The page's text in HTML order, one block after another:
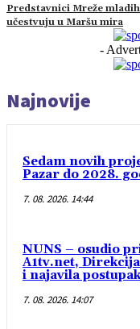
Predstavnici Mreže mladih
učestvuju u Maršu mira
-
Najnovije
Sedam novih
Pazar do 2028.
7. 08. 2026. 14:44
NUNS – osudio
A1tv.net,
i najavila postupak
7. 08. 2026. 14:07